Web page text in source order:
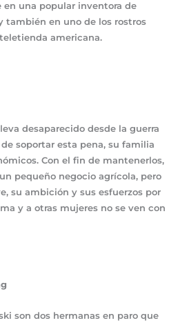
en una popular inventora de
también en uno de los rostros
americana.
desaparecido desde la guerra
soportar esta pena, su familia
Con el fin de mantenerlos,
pequeño negocio agrícola, pero
su ambición y sus esfuerzos por
y a otras mujeres no se ven con
son dos hermanas en paro que